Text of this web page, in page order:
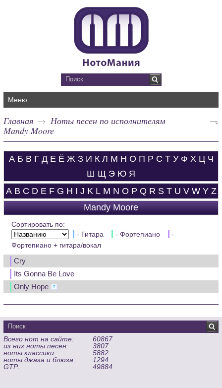
Меню
Главная
Ноты песен по исполнителям
Mandy Moore
А Б В Г Д Е Ё Ж З И К Л М Н О П Р С Т У Ф Х Ц Ч
Ш Щ Э Ю Я
A B C D E F G H I J K L M N O P Q R S T U V W Y Z
Mandy Moore
Сортировать по:
- Гитара
- Фортепиано
-
Фортепиано + гитара/вокал
Cry
Its Gonna Be Love
Only Hope
Всего нот на сайте:
60867
из них ноты песен:
3807
ноты классики:
5882
ноты джаза и блюза:
1294
GTP:
49884